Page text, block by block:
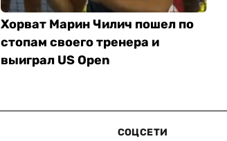
Хорват Марин Чилич пошел по
стопам своего тренера и
выиграл US Open
СОЦСЕТИ